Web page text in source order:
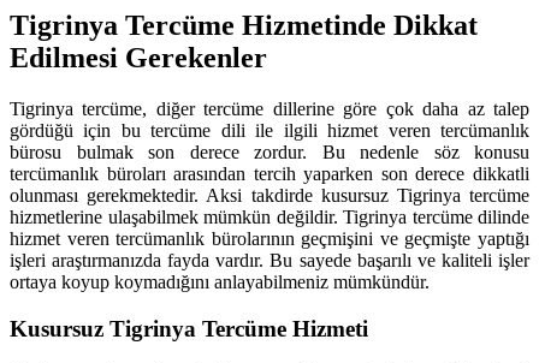
Tigrinya Tercüme Hizmetinde Dikkat
Edilmesi Gerekenler
Tigrinya tercüme, diğer tercüme dillerine göre çok daha az talep
gördüğü için bu tercüme dili ile ilgili hizmet veren tercümanlık
bürosu bulmak son derece zordur. Bu nedenle söz konusu
tercümanlık büroları arasından tercih yaparken son derece dikkatli
olunması gerekmektedir. Aksi takdirde kusursuz Tigrinya tercüme
hizmetlerine ulaşabilmek mümkün değildir. Tigrinya tercüme dilinde
hizmet veren tercümanlık bürolarının geçmişini ve geçmişte yaptığı
işleri araştırmanızda fayda vardır. Bu sayede başarılı ve kaliteli işler
ortaya koyup koymadığını anlayabilmeniz mümkündür.
Kusursuz Tigrinya Tercüme Hizmeti